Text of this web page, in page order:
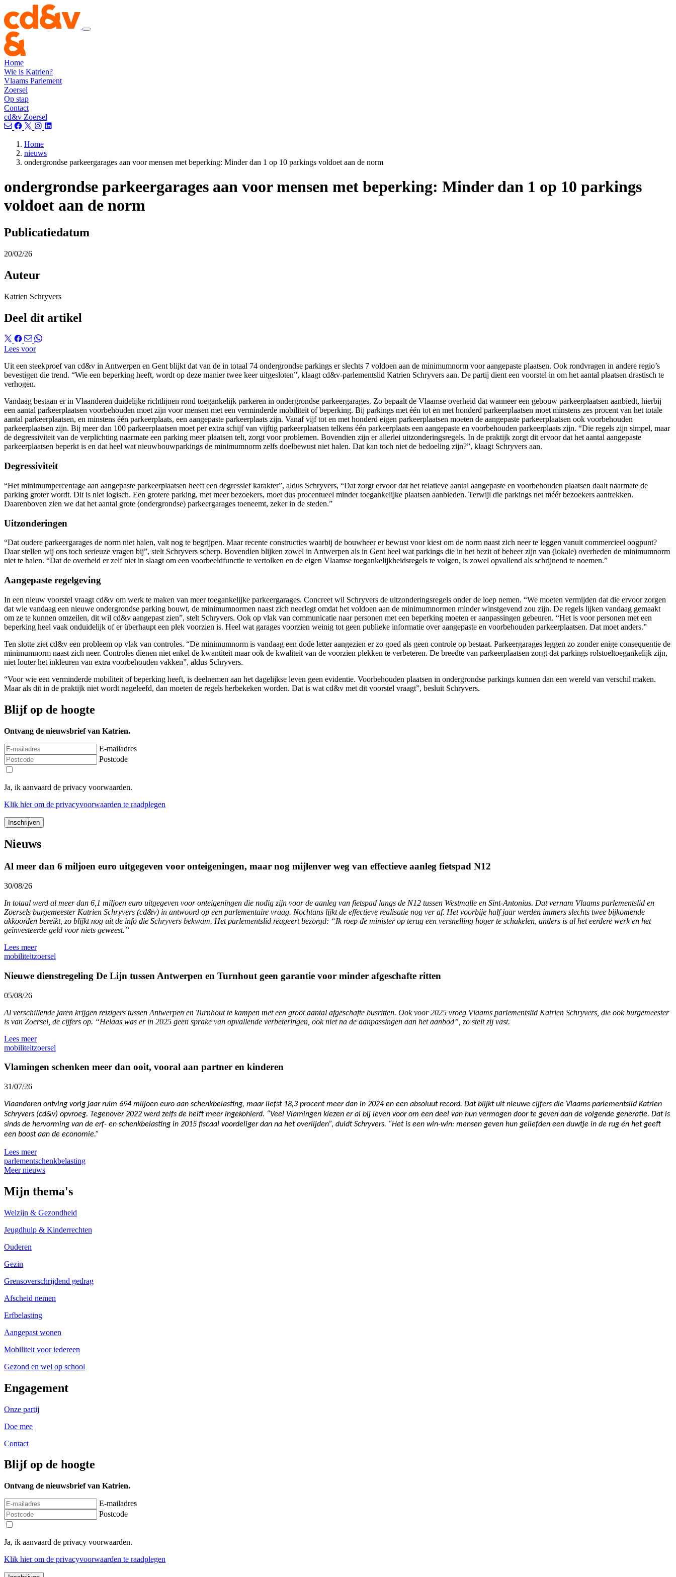
Home
Wie is Katrien?
Vlaams Parlement
Zoersel
Op stap
Contact
cd&v Zoersel
Home
nieuws
ondergrondse parkeergarages aan voor mensen met beperking: Minder dan 1 op 10 parkings voldoet aan de norm
ondergrondse parkeergarages aan voor mensen met beperking: Minder dan 1 op 10 parkings
voldoet aan de norm
Publicatiedatum
20/02/26
Auteur
Katrien Schryvers
Deel dit artikel
Lees voor
Uit een steekproef van cd&v in Antwerpen en Gent blijkt dat van de in totaal 74 ondergrondse parkings er slechts 7 voldoen aan de minimumnorm voor aangepaste plaatsen. Ook rondvragen in andere regio’s
bevestigen die trend. “Wie een beperking heeft, wordt op deze manier twee keer uitgesloten”, klaagt cd&v-parlementslid Katrien Schryvers aan. De partij dient een voorstel in om het aantal plaatsen drastisch te
verhogen.
Vandaag bestaan er in Vlaanderen duidelijke richtlijnen rond toegankelijk parkeren in ondergrondse parkeergarages. Zo bepaalt de Vlaamse overheid dat wanneer een gebouw parkeerplaatsen aanbiedt, hierbij
een aantal parkeerplaatsen voorbehouden moet zijn voor mensen met een verminderde mobiliteit of beperking. Bij parkings met één tot en met honderd parkeerplaatsen moet minstens zes procent van het totale
aantal parkeerplaatsen, en minstens één parkeerplaats, een aangepaste parkeerplaats zijn. Vanaf vijf tot en met honderd eigen parkeerplaatsen moeten de aangepaste parkeerplaatsen ook voorbehouden
parkeerplaatsen zijn. Bij meer dan 100 parkeerplaatsen moet per extra schijf van vijftig parkeerplaatsen telkens één parkeerplaats een aangepaste en voorbehouden parkeerplaats zijn. “Die regels zijn simpel, maar
de degressiviteit van de verplichting naarmate een parking meer plaatsen telt, zorgt voor problemen. Bovendien zijn er allerlei uitzonderingsregels. In de praktijk zorgt dit ervoor dat het aantal aangepaste
parkeerplaatsen beperkt is en dat heel wat nieuwbouwparkings de minimumnorm zelfs doelbewust niet halen. Dat kan toch niet de bedoeling zijn?”, klaagt Schryvers aan.
Degressiviteit
“Het minimumpercentage aan aangepaste parkeerplaatsen heeft een degressief karakter”, aldus Schryvers, “Dat zorgt ervoor dat het relatieve aantal aangepaste en voorbehouden plaatsen daalt naarmate de
parking groter wordt. Dit is niet logisch. Een grotere parking, met meer bezoekers, moet dus procentueel minder toegankelijke plaatsen aanbieden. Terwijl die parkings net méér bezoekers aantrekken.
Daarenboven zien we dat het aantal grote (ondergrondse) parkeergarages toeneemt, zeker in de steden.”
Uitzonderingen
“Dat oudere parkeergarages de norm niet halen, valt nog te begrijpen. Maar recente constructies waarbij de bouwheer er bewust voor kiest om de norm naast zich neer te leggen vanuit commercieel oogpunt?
Daar stellen wij ons toch serieuze vragen bij”, stelt Schryvers scherp. Bovendien blijken zowel in Antwerpen als in Gent heel wat parkings die in het bezit of beheer zijn van (lokale) overheden de minimumnorm
niet te halen. “Dat de overheid er zelf niet in slaagt om een voorbeeldfunctie te vertolken en de eigen Vlaamse toegankelijkheidsregels te volgen, is zowel opvallend als schrijnend te noemen.”
Aangepaste regelgeving
In een nieuw voorstel vraagt cd&v om werk te maken van meer toegankelijke parkeergarages. Concreet wil Schryvers de uitzonderingsregels onder de loep nemen. “We moeten vermijden dat die ervoor zorgen
dat wie vandaag een nieuwe ondergrondse parking bouwt, de minimumnormen naast zich neerlegt omdat het voldoen aan de minimumnormen minder winstgevend zou zijn. De regels lijken vandaag gemaakt
om ze te kunnen omzeilen, dit wil cd&v aangepast zien”, stelt Schryvers. Ook op vlak van communicatie naar personen met een beperking moeten er aanpassingen gebeuren. “Het is voor personen met een
beperking heel vaak onduidelijk of er überhaupt een plek voorzien is. Heel wat garages voorzien weinig tot geen publieke informatie over aangepaste en voorbehouden parkeerplaatsen. Dat moet anders.”
Ten slotte ziet cd&v een probleem op vlak van controles. “De minimumnorm is vandaag een dode letter aangezien er zo goed als geen controle op bestaat. Parkeergarages leggen zo zonder enige consequentie de
minimumnorm naast zich neer. Controles dienen niet enkel de kwantiteit maar ook de kwaliteit van de voorzien plekken te verbeteren. De breedte van parkeerplaatsen zorgt dat parkings rolstoeltoegankelijk zijn,
niet louter het inkleuren van extra voorbehouden vakken”, aldus Schryvers.
“Voor wie een verminderde mobiliteit of beperking heeft, is deelnemen aan het dagelijkse leven geen evidentie. Voorbehouden plaatsen in ondergrondse parkings kunnen dan een wereld van verschil maken.
Maar als dit in de praktijk niet wordt nageleefd, dan moeten de regels herbekeken worden. Dat is wat cd&v met dit voorstel vraagt”, besluit Schryvers.
Blijf op de hoogte
Ontvang de nieuwsbrief van Katrien.
E-mailadres
Postcode
Ja, ik aanvaard de privacy voorwaarden.
Klik hierom de privacyvoorwaarden te raadplegen
Nieuws
Al meer dan 6 miljoen euro uitgegeven voor onteigeningen, maar nog mijlenver weg van effectieve aanleg fietspad N12
30/08/26
In totaal werd al meer dan 6,1 miljoen euro uitgegeven voor onteigeningen die nodig zijn voor de aanleg van fietspad langs de N12 tussen Westmalle en Sint-Antonius. Dat vernam Vlaams parlementslid en
Zoersels burgemeester Katrien Schryvers (cd&v) in antwoord op een parlementaire vraag. Nochtans lijkt de effectieve realisatie nog ver af. Het voorbije half jaar werden immers slechts twee bijkomende
akkoorden bereikt, zo blijkt nog uit de info die Schryvers bekwam. Het parlementslid reageert bezorgd: “Ik roep de minister op terug een versnelling hoger te schakelen, anders is al het eerdere werk en het
geïnvesteerde geld voor niets geweest.”
Lees meer
mobiliteitzoersel
Nieuwe dienstregeling De Lijn tussen Antwerpen en Turnhout geen garantie voor minder afgeschafte ritten
05/08/26
Al verschillende jaren krijgen reizigers tussen Antwerpen en Turnhout te kampen met een groot aantal afgeschafte busritten. Ook voor 2025 vroeg Vlaams parlementslid Katrien Schryvers, die ook burgemeester
is van Zoersel, de cijfers op. “Helaas was er in 2025 geen sprake van opvallende verbeteringen, ook niet na de aanpassingen aan het aanbod”, zo stelt zij vast.
Lees meer
mobiliteitzoersel
Vlamingen schenken meer dan ooit, vooral aan partner en kinderen
31/07/26
Vlaanderen ontving vorig jaar ruim 694 miljoen euro aan schenkbelasting, maar liefst 18,3 procent meer dan in 2024 en een absoluut record. Dat blijkt uit nieuwe cijfers die Vlaams parlementslid Katrien
Schryvers (cd&v) opvroeg. Tegenover 2022 werd zelfs de helft meer ingekohierd. “Veel Vlamingen kiezen er al bij leven voor om een deel van hun vermogen door te geven aan de volgende generatie. Dat is
sinds de hervorming van de erf- en schenkbelasting in 2015 fiscaal voordeliger dan na het overlijden”, duidt Schryvers. “Het is een win-win: mensen geven hun geliefden een duwtje in de rug én het geeft
een boost aan de economie.”
Lees meer
parlementschenkbelasting
Meer nieuws
Mijn thema's
Welzijn & Gezondheid
Jeugdhulp & Kinderrechten
Ouderen
Gezin
Grensoverschrijdend gedrag
Afscheid nemen
Erfbelasting
Aangepast wonen
Mobiliteit voor iedereen
Gezond en wel op school
Engagement
Onze partij
Doe mee
Contact
Blijf op de hoogte
Ontvang de nieuwsbrief van Katrien.
E-mailadres
Postcode
Ja, ik aanvaard de privacy voorwaarden.
Klik hierom de privacyvoorwaarden te raadplegen